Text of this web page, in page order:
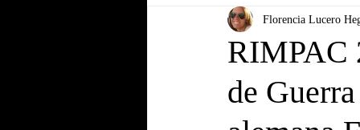
RIMPAC
de
Florencia Lucero